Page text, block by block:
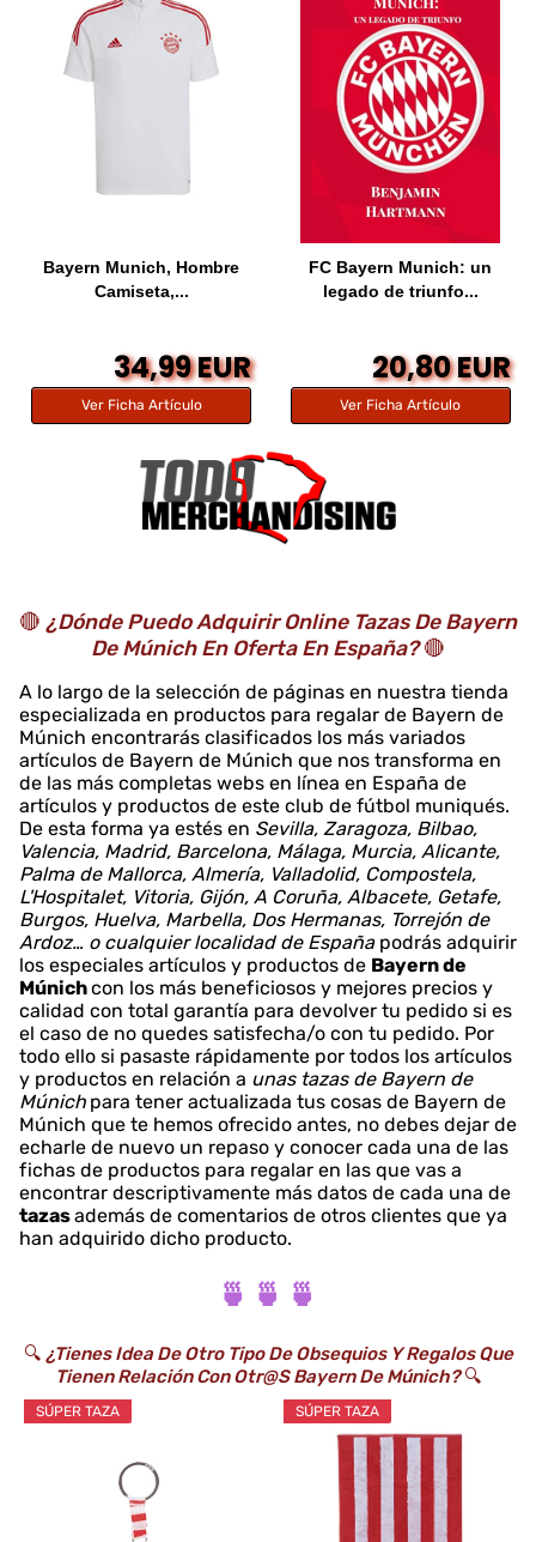
Bayern Munich, Hombre
Camiseta,...
34,99 EUR
Ver Ficha Artículo
FC Bayern Munich: un
legado de triunfo...
20,80 EUR
Ver Ficha Artículo
🔴 ¿Dónde Puedo Adquirir Online Tazas De Bayern
De Múnich En Oferta En España?🔴
A lo largo de la selección de páginas en nuestra tienda
especializada en productos para regalar de Bayern de
Múnich encontrarás clasificados los más variados
artículos de Bayern de Múnich que nos transforma en
de las más completas webs en línea en España de
artículos y productos de este club de fútbol muniqués.
De esta forma ya estés en Sevilla, Zaragoza, Bilbao,
Valencia, Madrid, Barcelona, Málaga, Murcia, Alicante,
Palma de Mallorca, Almería, Valladolid, Compostela,
L'Hospitalet, Vitoria, Gijón, A Coruña, Albacete, Getafe,
Burgos, Huelva, Marbella, Dos Hermanas, Torrejón de
Ardoz… o cualquier localidad de Españapodrás adquirir
los especiales artículos y productos de Bayern de
Múnichcon los más beneficiosos y mejores precios y
calidad con total garantía para devolver tu pedido si es
el caso de no quedes satisfecha/o con tu pedido. Por
todo ello si pasaste rápidamente por todos los artículos
y productos en relación a unas tazas de Bayern de
Múnich para tener actualizada tus cosas de Bayern de
Múnich que te hemos ofrecido antes, no debes dejar de
echarle de nuevo un repaso y conocer cada una de las
fichas de productos para regalar en las que vas a
encontrar descriptivamente más datos de cada una de
tazasademás de comentarios de otros clientes que ya
han adquirido dicho producto.
🍵 🍵 🍵
🔍 ¿Tienes Idea De Otro Tipo De Obsequios Y Regalos Que
Tienen Relación Con Otr@s Bayern De Múnich?🔍
SÚPER TAZA SÚPER TAZA